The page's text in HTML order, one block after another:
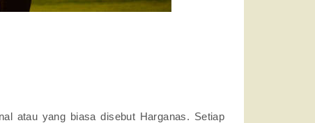
atau yang biasa disebut Harganas. Setiap